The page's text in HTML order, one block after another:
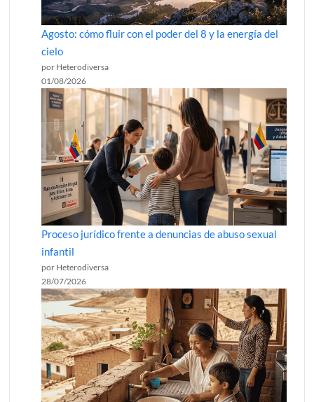
Agosto: cómo fluir con el poder del 8 y la energía del
cielo
por Heterodiversa
01/08/2026
Proceso jurídico frente a denuncias de abuso sexual
infantil
por Heterodiversa
28/07/2026